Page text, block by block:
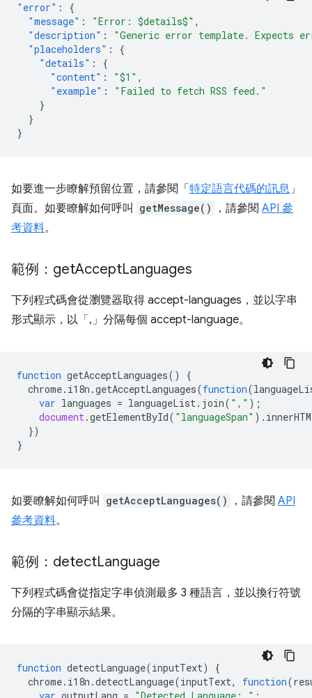
"error" :
{
"message" : "Error: $details$" ,
"description" :
"Generic error template. Expects
"placeholders" :
{
"details" :
{
"content" : "$1" ,
"example" :
"Failed to fetch RSS feed."
}
}
}
如要進一步瞭解預留位置，請參閱「 特定語言代碼的訊息」
頁面。如要瞭解如何呼叫
getMessage() ，請參閱 API 參
考資料。
範例：getAcceptLanguages
下列程式碼會從瀏覽器取得 accept-languages，並以字串
形式顯示，以「,」分隔每個 accept-language。
function getAcceptLanguages()
{
chrome. i18n .getAcceptLanguages(function(
var languages = languageList. join( "," );
document.getElementById( "languageSpan" ).
})
}
如要瞭解如何呼叫 getAcceptLanguages() ，請參閱 API
參考資料。
範例：detectLanguage
下列程式碼會從指定字串偵測最多 3 種語言，並以換行符號
分隔的字串顯示結果。
function detectLanguage(inputText)
{
chrome. i18n .detectLanguage(inputText, function(